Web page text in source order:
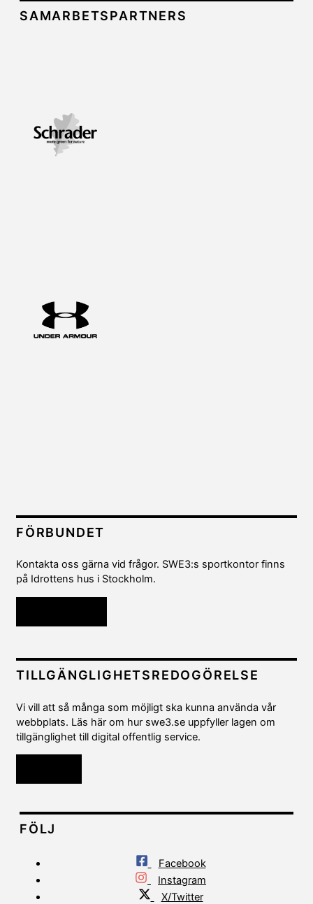
SAMARBETSPARTNERS
FÖRBUNDET
Kontakta oss gärna vid frågor. SWE3:s sportkontor finns
på Idrottens hus i Stockholm.
TILLGÄNGLIGHETSREDOGÖRELSE
Vi vill att så många som möjligt ska kunna använda vår
webbplats. Läs här om hur swe3.se uppfyller lagen om
tillgänglighet till digital offentlig service.
FÖLJ
Facebook
Instagram
X/Twitter